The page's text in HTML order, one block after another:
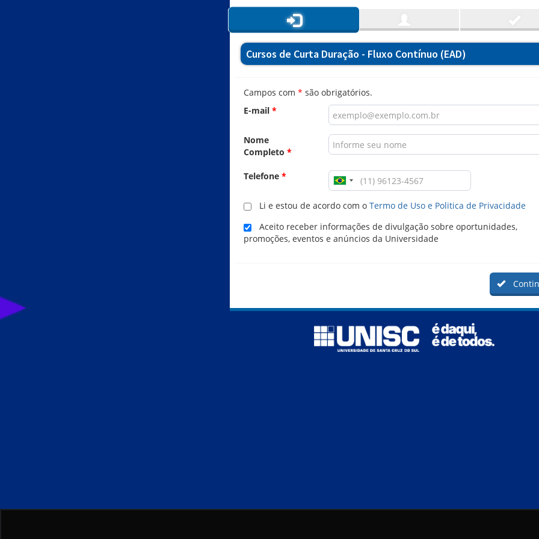
Cursos de Curta Duração - Fluxo Contínuo (EAD)
Campos com * são obrigatórios.
E-mail *
Nome
Completo *
Telefone *
Li e estou de acordo com o Termo de Uso e Politica de Privacidade
Aceito receber informações de divulgação sobre oportunidades,
promoções, eventos e anúncios da Universidade